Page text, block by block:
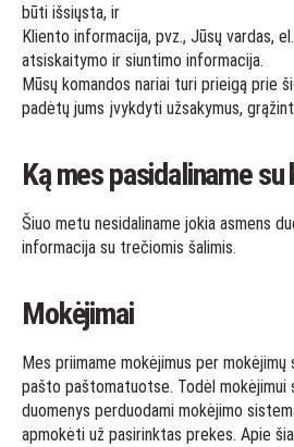
būti išsiųsta, ir
Kliento informacija, pvz., Jūsų vardas,
atsiskaitymo ir siuntimo informacija.
Mūsų komandos nariai turi prieigą prie
padėtų jums įvykdyti užsakymus,
Ką mes pasidaliname su
Šiuo metu nesidaliname jokia asmens
informacija su trečiomis šalimis.
Mokėjimai
Mes priimame mokėjimus per mokėjimų
pašto paštomatuotse. Todėl mokėjimui
duomenys perduodami mokėjimo
apmokėti už pasirinktas prekes. Apie